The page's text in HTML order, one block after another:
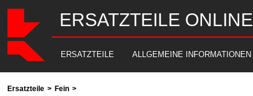
ERSATZTEILE ONLINE
ERSATZTEILE ALLGEMEINE INFORMATIONEN
Ersatzteile > Fein >